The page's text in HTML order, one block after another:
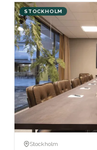
STOCKHOLM
Stockholm